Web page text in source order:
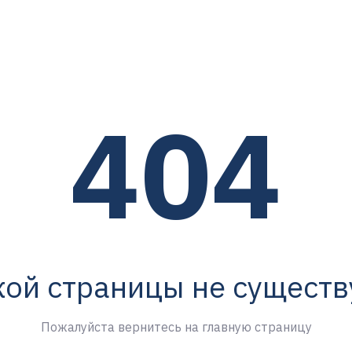
404
страницы не
Пожалуйста вернитесь на главную страницу